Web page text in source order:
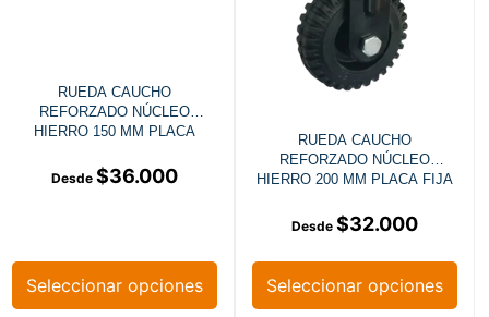
RUEDA CAUCHO
REFORZADO NÚCLEO
HIERRO 150 MM PLACA
$36.000
Seleccionar opciones
RUEDA CAUCHO
REFORZADO NÚCLEO
HIERRO 200 MM PLACA FIJA
$32.000
Seleccionar opciones